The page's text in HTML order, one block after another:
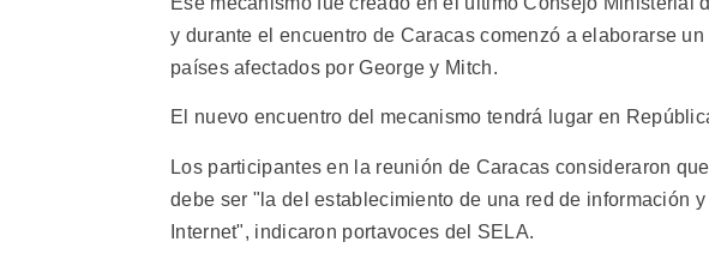
y durante el encuentro de Caracas comenzó a elaborarse
países afectados por George y Mitch.
El nuevo encuentro del mecanismo tendrá lugar en
Los participantes en la reunión de Caracas consideraron
debe ser "la del establecimiento de una red de información
Internet", indicaron portavoces del SELA.